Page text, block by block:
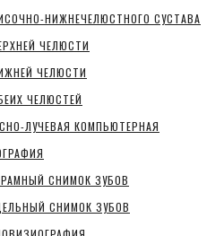
НИЖНЕЧЕЛЮСТНОГО СУСТАВА
ЧЕЛЮСТИ
ЧЕЛЮСТИ
ЧЕЛЮСТЕЙ
ЛУЧЕВАЯ КОМПЬЮТЕРНАЯ
СНИМОК ЗУБОВ
СНИМОК ЗУБОВ